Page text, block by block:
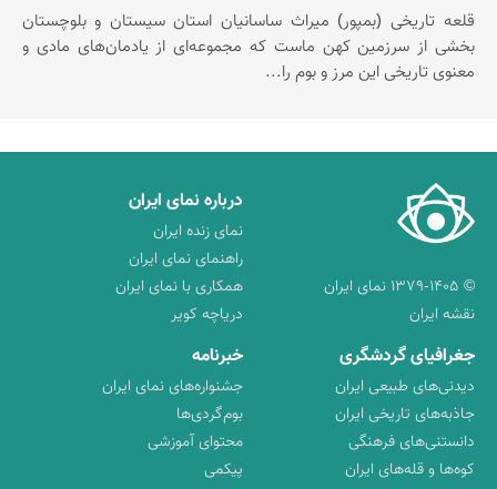
قلعه تاریخی (بمپور) میراث ساسانیان استان سیستان و بلوچستان
بخشی از سرزمین كهن ماست كه مجموعه‌ای از یادمان‌های مادی و
معنوی تاریخی این مرز و بوم را...
© ۱۳۷۹-۱۴۰۵ نمای ایران
نقشه ایران
درباره نمای ایران
نمای زنده ایران
راهنمای نمای ایران
همکاری با نمای ایران
دریاچه کویر
جغرافیای گردشگری
دیدنی‌های طبیعی ایران
جاذبه‌های تاریخی ایران
دانستنی‌های فرهنگی
کوه‌ها و قله‌های ایران
خبرنامه
جشنواره‌های نمای ایران
بوم‌گردی‌ها
محتوای آموزشی
پیکمی